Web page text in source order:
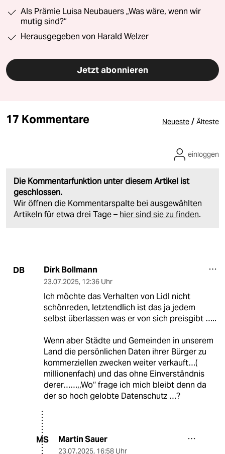
Als Prämie Luisa Neubauers „Was wäre, wenn wir
mutig sind?“
Herausgegeben von Harald Welzer
Jetzt abonnieren
17 Kommentare Neueste / Älteste
Die Kommentarfunktion unter diesem Artikel ist
geschlossen.
Wir öffnen die Kommentarspalte bei ausgewählten
Artikeln für etwa drei Tage – hier sind sie zu finden.
einloggen
DB Dirk Bollmann
23.07.2025, 12:36 Uhr
Ich möchte das Verhalten von Lidl nicht
schönreden, letztendlich ist das ja jedem
selbst überlassen was er von sich preisgibt …..
Wenn aber Städte und Gemeinden in unserem
Land die persönlichen Daten ihrer Bürger zu
kommerziellen zwecken weiter verkauft…(
millionenfach) und das ohne Einverständnis
derer……,,Wo‘‘ frage ich mich bleibt denn da
der so hoch gelobte Datenschutz …?
MS Martin Sauer
23.07.2025, 16:58 Uhr